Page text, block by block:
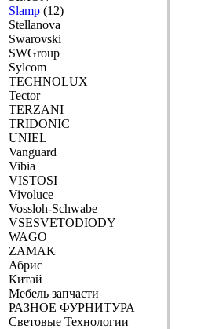
Slamp (12)
Stellanova
Swarovski
SWGroup
Sylcom
TECHNOLUX
Tector
TERZANI
TRIDONIC
UNIEL
Vanguard
Vibia
VISTOSI
Vivoluce
Vossloh-Schwabe
VSESVETODIODY
WAGO
ZAMAK
Абрис
Китай
Мебель запчасти
РАЗНОЕ ФУРНИТУРА
Световые Технологии